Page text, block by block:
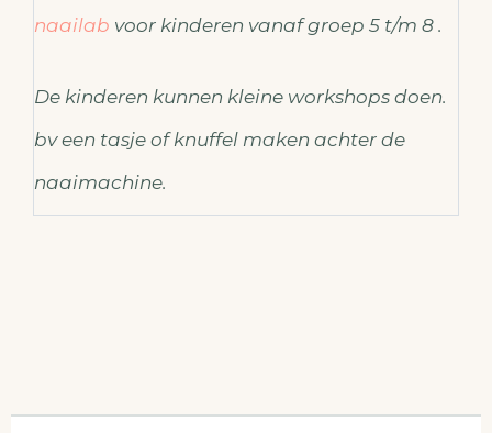
naailab voor kinderen vanaf groep 5 t/m 8 .
De kinderen kunnen kleine workshops doen.
bv een tasje of knuffel maken achter de
naaimachine.